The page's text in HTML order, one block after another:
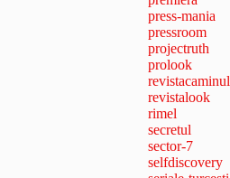
press-mania
pressroom
projectruth
prolook
revistacaminul
revistalook
rimel
secretul
sector-7
selfdiscovery